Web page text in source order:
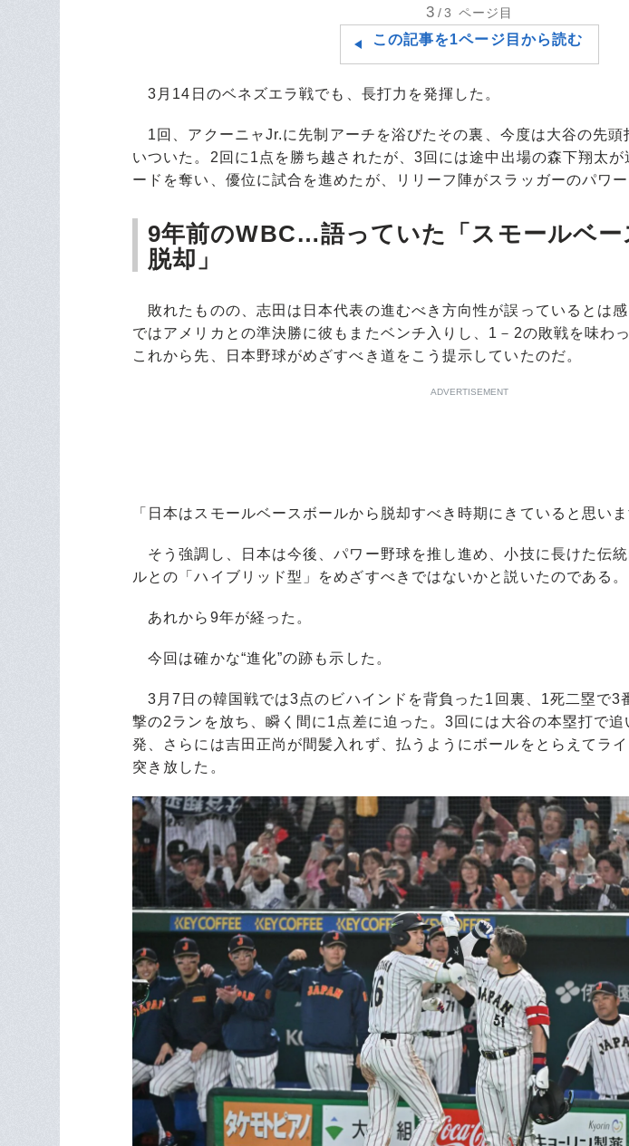
3 /3 ページ目
この記事を1ページ目から読む
3月14日のベネズエラ戦でも、長打力を発揮した。
1回、アクーニャJr.に先制アーチを浴びたその裏、今度は大谷の先頭
いついた。2回に1点を勝ち越されたが、3回には途中出場の森下翔太が
ードを奪い、優位に試合を進めたが、リリーフ陣がスラッガーのパワー
9年前のWBC…語っていた「スモールベー
脱却」
敗れたものの、志田は日本代表の進むべき方向性が誤っているとは
ではアメリカとの準決勝に彼もまたベンチ入りし、1－2の敗戦を味わ
これから先、日本野球がめざすべき道をこう提示していたのだ。
ADVERTISEMENT
「日本はスモールベースボールから脱却すべき時期にきていると思いま
そう強調し、日本は今後、パワー野球を推し進め、小技に長けた伝
ルとの「ハイブリッド型」をめざすべきではないかと説いたのである。
あれから9年が経った。
今回は確かな“進化”の跡も示した。
3月7日の韓国戦では3点のビハインドを背負った1回裏、1死二塁で3
撃の2ランを放ち、瞬く間に1点差に迫った。3回には大谷の本塁打で追
発、さらには吉田正尚が間髪入れず、払うようにボールをとらえてライ
突き放した。